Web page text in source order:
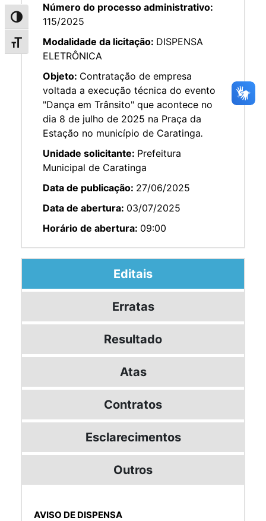
Alternar alto contraste
Alternar tamanho da fonte
Número do processo administrativo:
115/2025
Modalidade da licitação: DISPENSA
ELETRÔNICA
Objeto: Contratação de empresa
voltada a execução técnica do evento
"Dança em Trânsito" que acontece no
dia 8 de julho de 2025 na Praça da
Estação no município de Caratinga.
Unidade solicitante: Prefeitura
Municipal de Caratinga
Data de publicação: 27/06/2025
Data de abertura: 03/07/2025
Horário de abertura: 09:00
Editais
Erratas
Resultado
Atas
Contratos
Esclarecimentos
Outros
AVISO DE DISPENSA